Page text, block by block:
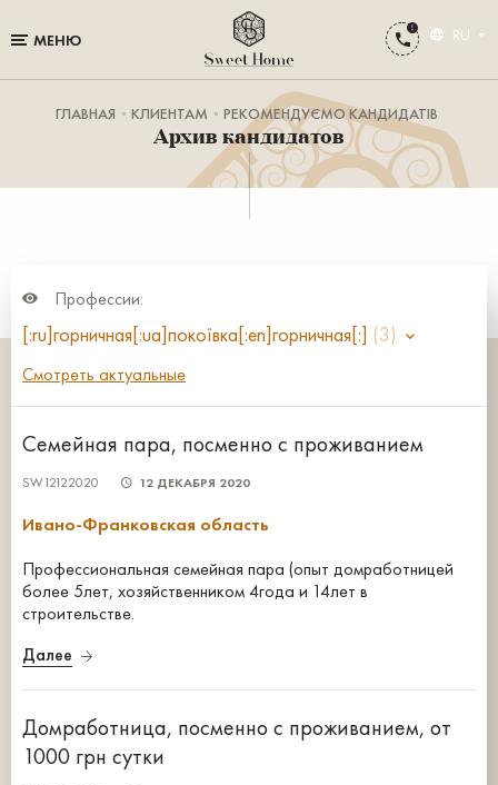
МЕНЮ RU
ГЛАВНАЯ КЛИЕНТАМ РЕКОМЕНДУЄМО КАНДИДАТІВ
Архив кандидатов
Профессии:
[:ru]горничная[:ua]покоївка[:en]горничная[:] (3)
Смотреть актуальные
Семейная пара, посменно с проживанием
SW12122020 12 ДЕКАБРЯ 2020
Ивано-Франковская область
Профессиональная семейная пара (опыт домработницей
более 5лет, хозяйственником 4года и 14лет в
строительстве.
Далее
Домработница, посменно с проживанием, от
1000 грн сутки